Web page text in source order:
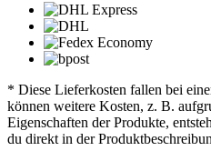
* Diese Lieferkosten fallen bei
können weitere Kosten, z. B.
Eigenschaften der Produkte,
du direkt in der